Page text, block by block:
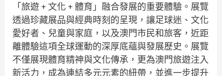
「旅遊 + 文化 + 體育」融合發展的重要體驗。展覽
透過珍藏展品與經典時刻的呈現，讓足球迷、文化
愛好者、兒童與家庭，以及澳門市民和旅客，近距
離體驗這項全球運動的深厚底蘊與發展歷史。展覽
不僅展現體育精神與文化傳承，更為澳門旅遊注入
新活力，成為連結多元元素的紐帶，並進一步提升